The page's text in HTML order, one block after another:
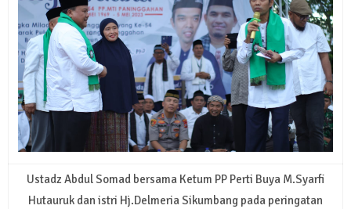
Ustadz Abdul Somad bersama Ketum PP Perti Buya M.Syarfi
Hutauruk dan istri Hj.Delmeria Sikumbang pada peringatan